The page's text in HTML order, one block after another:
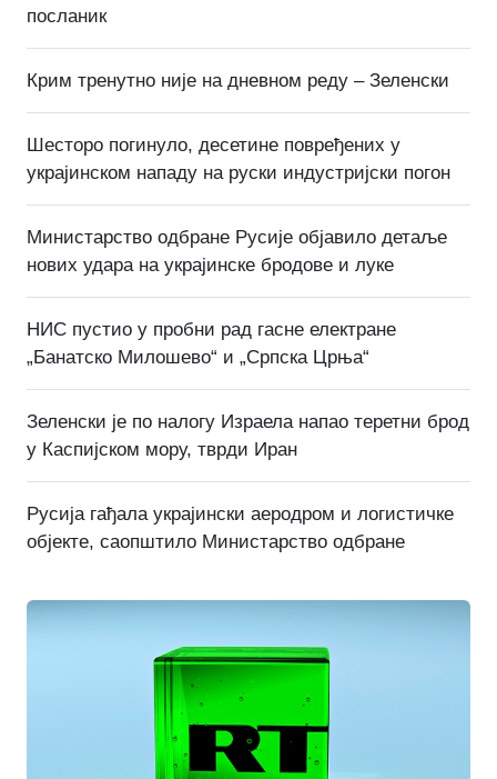
посланик
Крим тренутно није на дневном реду – Зеленски
Шесторо погинуло, десетине повређених у
украјинском нападу на руски индустријски погон
Министарство одбране Русије објавило детаље
нових удара на украјинске бродове и луке
НИС пустио у пробни рад гасне електране
„Банатско Милошево“ и „Српска Црња“
Зеленски је по налогу Израела напао теретни брод
у Каспијском мору, тврди Иран
Русија гађала украјински аеродром и логистичке
објекте, саопштило Министарство одбране